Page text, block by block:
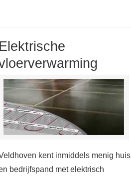
Elektrische
kent inmiddels menig huis
bedrijfspand met elektrisch